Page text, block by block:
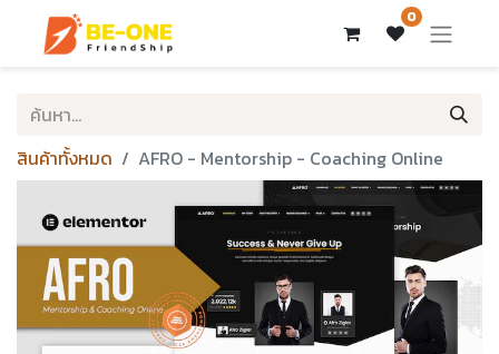
0
สินค้าทั้งหมด AFRO - Mentorship - Coaching Online